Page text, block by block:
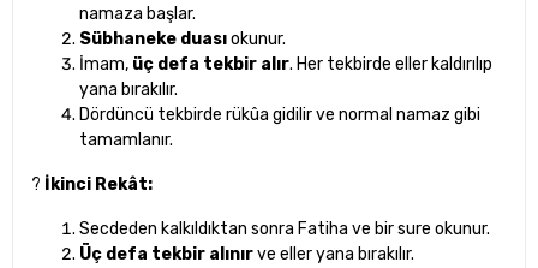
namaza başlar.
Sübhaneke duasıokunur.
İmam, üç defa tekbir alır. Her tekbirde eller kaldırılıp
yana bırakılır.
Dördüncü tekbirde rükûa gidilir ve normal namaz gibi
tamamlanır.
? İkinci Rekât:
Secdeden kalkıldıktan sonra Fatiha ve bir sure okunur.
Üç defa tekbir alınırve eller yana bırakılır.